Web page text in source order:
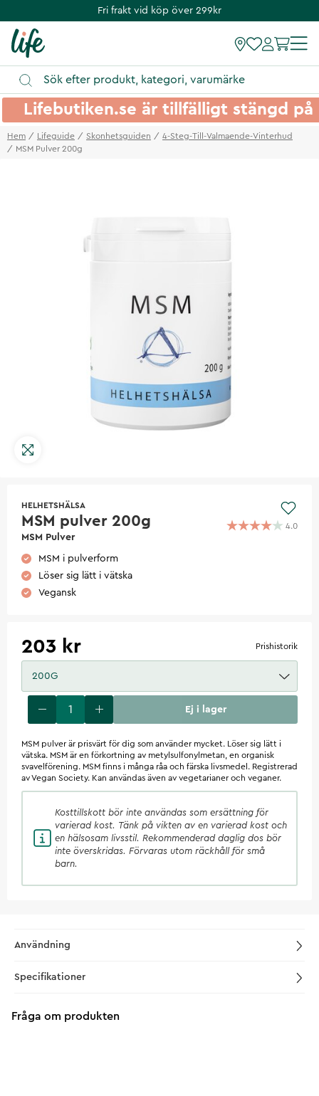
Fri frakt vid köp över 299kr
Lifebutiken.se är tillfälligt stängd
Hem Lifeguide Skonhetsguiden
4-Steg-Till-Valmaende-Vinterhud
MSM Pulver 200g
HELHETSHÄLSA
MSM pulver 200g
MSM Pulver
4.0
MSM i pulverform
Löser sig lätt i vätska
Vegansk
203 kr Prishistorik
200G
Ej i lager
MSM pulver är prisvärt för dig som använder mycket. Löser sig lätt i
vätska. MSM är en förkortning av metylsulfonylmetan, en organisk
svavelförening. MSM finns i många råa och färska livsmedel. Registrerad
av Vegan Society. Kan användas även av vegetarianer och veganer.
Kosttillskott bör inte användas som ersättning för
varierad kost. Tänk på vikten av en varierad kost och
en hälsosam livsstil. Rekommenderad daglig dos bör
inte överskridas. Förvaras utom räckhåll för små
barn.
Användning
Specifikationer
Fråga om produkten